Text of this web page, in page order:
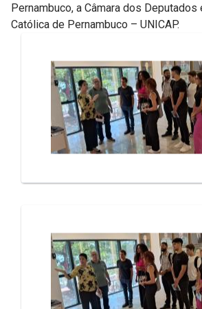
Pernambuco, a Câmara dos
Católica de Pernambuco – UNICAP.